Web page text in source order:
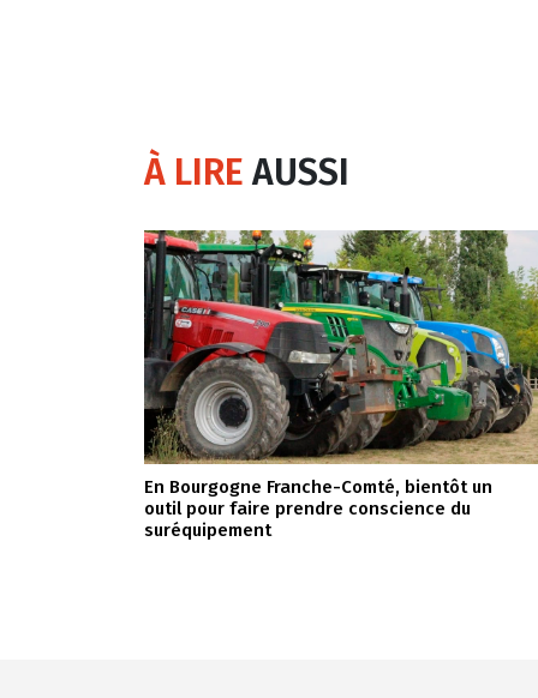
À LIREAUSSI
En Bourgogne Franche-Comté, bientôt un
outil pour faire prendre conscience du
suréquipement